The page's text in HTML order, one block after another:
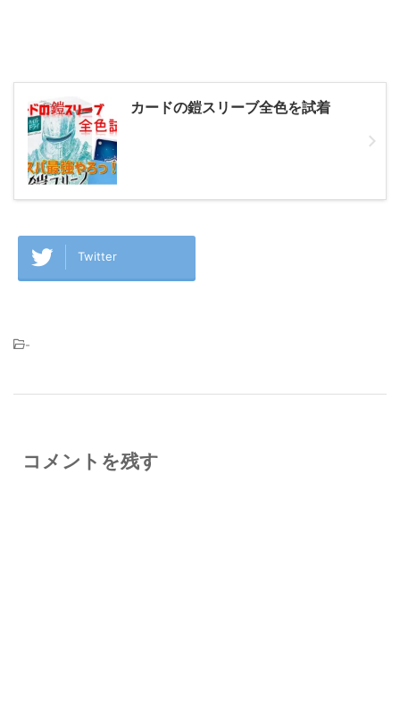
カードの鎧スリーブ全色を試着
Twitter
-
コメントを残す